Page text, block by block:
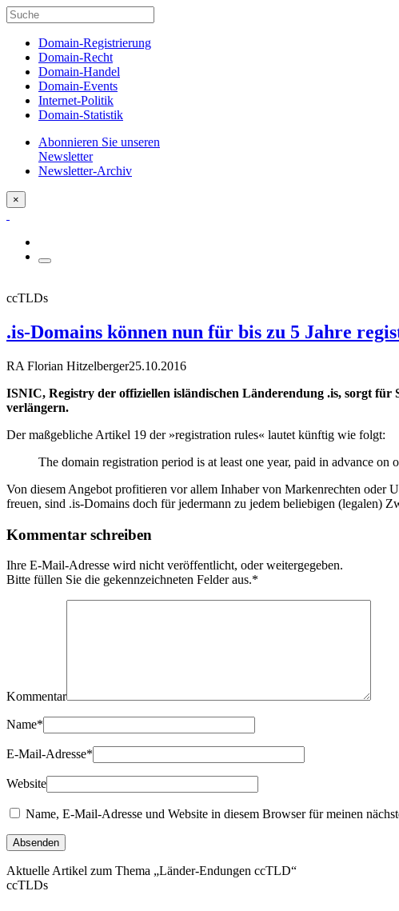
Domain-Registrierung
Domain-Recht
Domain-Handel
Domain-Events
Internet-Politik
Domain-Statistik
Abonnieren Sie unseren
Newsletter
Newsletter-Archiv
×
ccTLDs
.is-Domains können nun für bis zu 5 Jahre
RA Florian Hitzelberger25.10.2016
ISNIC, Registry der offiziellen isländischen Länderendung .is, sorgt
verlängern.
Der maßgebliche Artikel 19 der »registration rules« lautet künftig wie folgt:
The domain registration period is at least one year, paid in advance
Von diesem Angebot profitieren vor allem Inhaber von Markenrechten oder
freuen, sind .is-Domains doch für jedermann zu jedem beliebigen (legalen)
Kommentar schreiben
Ihre E-Mail-Adresse wird nicht veröffentlicht, oder weitergegeben.
Bitte füllen Sie die gekennzeichneten Felder aus.*
Kommentar
Name*
E-Mail-Adresse*
Website
Name, E-Mail-Adresse und Website in diesem Browser für meinen
Aktuelle Artikel zum Thema „Länder-Endungen ccTLD“
ccTLDs